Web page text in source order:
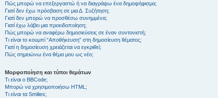
Πώς μπορώ να επεξεργαστώ ή να διαγράψω ένα δημοψήφισμα;
Γιατί δεν έχω πρόσβαση σε μια Δ. Συζήτηση;
Γιατί δεν μπορώ να προσθέσω συνημμένα;
Γιατί έχω λάβει μια προειδοποίηση;
Πώς μπορώ να αναφέρω δημοσιεύσεις σε έναν συντονιστή;
Τι είναι το κουμπί “Αποθήκευση” στη δημοσίευση θέματος;
Γιατί η δημοσίευση χρειάζεται να εγκριθεί;
Πώς σημειώνω ένα θέμα μου ως νέο;
Μορφοποίηση και τύποι θεμάτων
Τι είναι ο BBCode;
Μπορώ να χρησιμοποιήσω HTML;
Τι είναι τα Smilies;